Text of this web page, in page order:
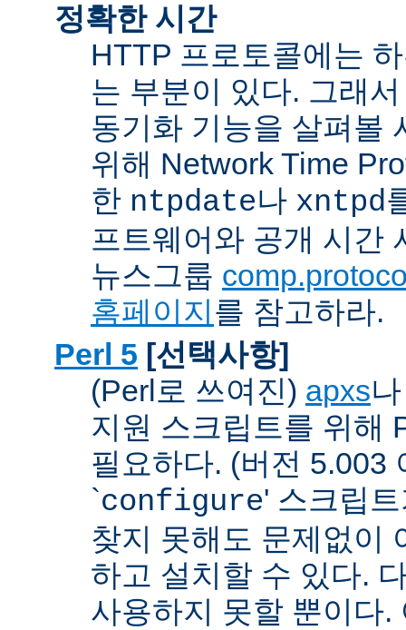
정확한 시간
HTTP 프로토콜에는
는 부분이 있다. 그래
동기화 기능을 살펴볼
위해 Network Time
한 ntpdate나 xntpd
프트웨어와 공개 시간
뉴스그룹
홈페이지를 참고하라.
Perl 5 [선택사항]
(Perl로 쓰여진) apxs
지원 스크립트를 위해
필요하다. (버전 5.003
`configure' 스크립
찾지 못해도 문제없이
하고 설치할 수 있다.
사용하지 못할 뿐이다.